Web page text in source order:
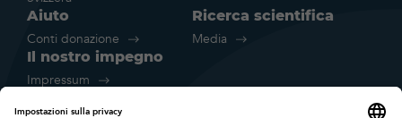
Aiuto
Conti donazione
Ricerca scientifica
Media
Il nostro impegno
Impressum